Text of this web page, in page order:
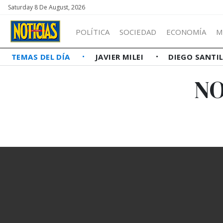
Saturday 8 De August, 2026
POLÍTICA SOCIEDAD ECONOMÍA
TEMAS DEL DÍA JAVIER MILEI DIEGO